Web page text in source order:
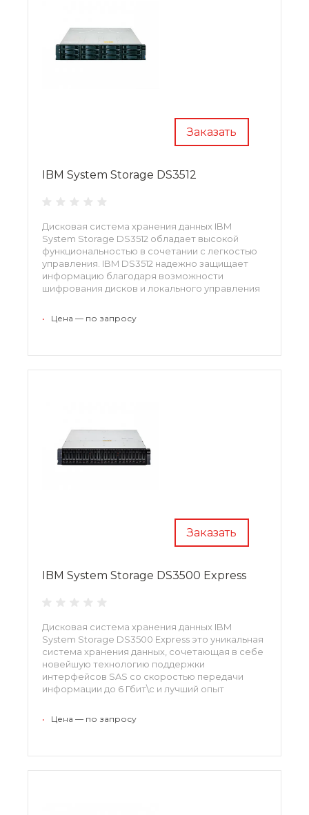
Заказать
IBM System Storage DS3512
Дисковая система хранения данных IBM
System Storage DS3512 обладает высокой
функциональностью в сочетании с легкостью
управления. IBM DS3512 надежно защищает
информацию благодаря возможности
шифрования дисков и локального управления
• Цена — по запросу
Заказать
IBM System Storage DS3500 Express
Дисковая система хранения данных IBM
System Storage DS3500 Express это уникальная
система хранения данных, сочетающая в себе
новейшую технологию поддержки
интерфейсов SAS со скоростью передачи
информации до 6 Гбит\с и лучший опыт
экономически эффективное дополнение.
• Цена — по запросу